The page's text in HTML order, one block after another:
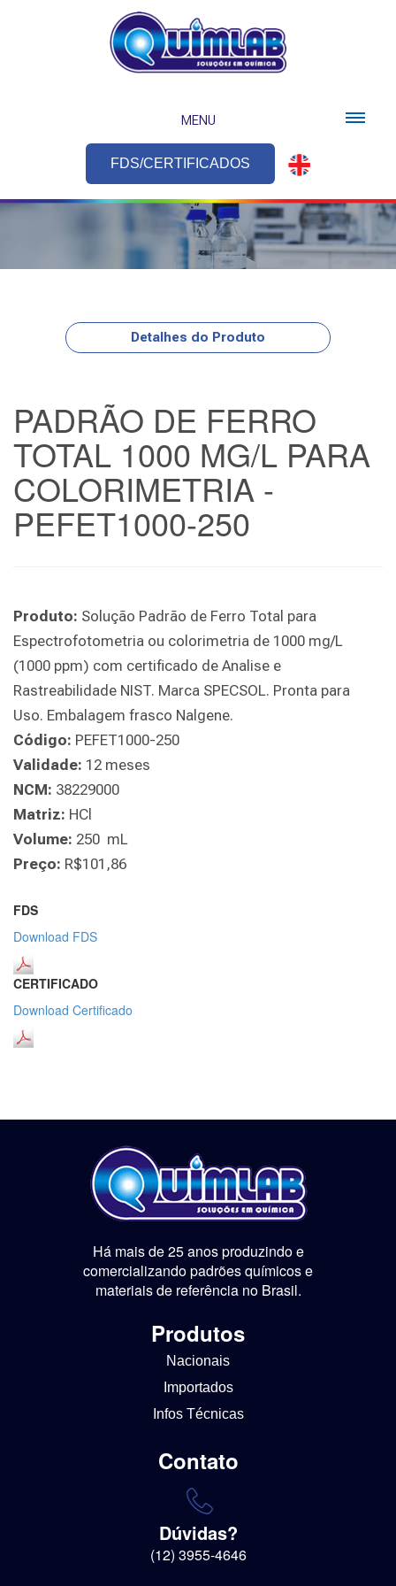
MENU
FDS/CERTIFICADOS
Detalhes do Produto
PADRÃO DE FERRO
TOTAL 1000 MG/L PARA
COLORIMETRIA -
PEFET1000-250
Produto: Solução Padrão de Ferro Total para
Espectrofotometria ou colorimetria de 1000 mg/L
(1000 ppm) com certificado de Analise e
Rastreabilidade NIST. Marca SPECSOL. Pronta para
Uso. Embalagem frasco Nalgene.
Código: PEFET1000-250
Validade: 12 meses
NCM: 38229000
Matriz: HCl
Volume: 250 mL
Preço: R$101,86
FDS
Download FDS
CERTIFICADO
Download Certificado
Há mais de 25 anos produzindo e
comercializando padrões químicos e
materiais de referência no Brasil.
Produtos
Nacionais
Importados
Infos Técnicas
Contato
Dúvidas?
(12) 3955-4646